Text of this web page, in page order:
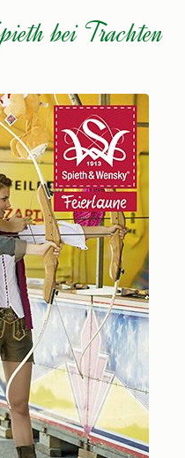
bei Trachten